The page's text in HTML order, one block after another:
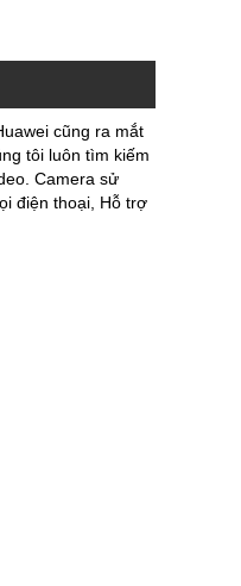
cũng ra mắt
tôi luôn tìm kiếm
Camera sử
điện thoại, Hỗ trợ